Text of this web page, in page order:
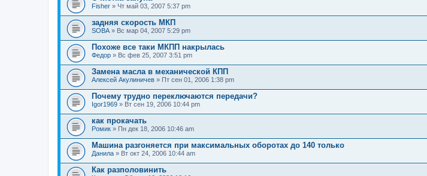
Fisher » Чт май 03, 2007 5:37 pm
задняя скорость МКП
SOBA » Вс мар 04, 2007 5:29 pm
Похоже все таки МКПП накрылась
Федор » Вс фев 25, 2007 3:51 pm
Замена масла в механической КПП
Алексей Акулиничев » Пт сен 01, 2006 1:38 pm
Почему трудно переключаются передачи?
Igor1969 » Вт сен 19, 2006 10:44 pm
как прокачать
Ромик » Пн дек 18, 2006 10:46 am
Машина разгоняется при максимальных оборотах до 140 только
Данила » Вт окт 24, 2006 10:44 am
Как разполовинить